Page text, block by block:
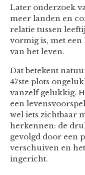
Later onderzoek
meer landen en
relatie tussen
vormig is, met
van het leven.
Dat betekent
47ste plots
vanzelf gelukkig.
een
wel iets zichtbaar
herkennen: de
gevolgd door een
verschuiven en
ingericht.